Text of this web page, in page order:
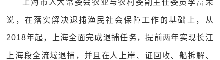
上海市人大常委会农业与农村委副主任委员李富荣
说，在落实解决退捕渔民社会保障工作的基础上，从
2018年起，上海全面完成退捕任务，提前两年实现长江
上海段全流域退捕，并且在人上岸、证回收、船拆解、